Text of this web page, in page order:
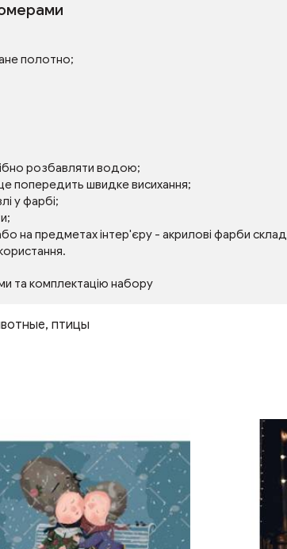
полотно;
розбавляти водою;
попередить швидке висихання;
у фарбі;
на предметах інтер'єру - акрилові фарби
та комплектацію набору
, птицы